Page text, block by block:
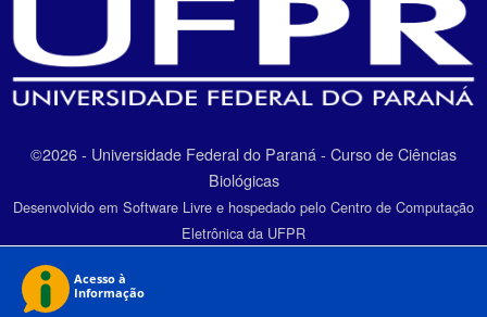
©2026 - Universidade Federal do Paraná - Curso de Ciências
Biológicas
Desenvolvido em Software Livre e hospedado pelo Centro de Computação
Eletrônica da UFPR